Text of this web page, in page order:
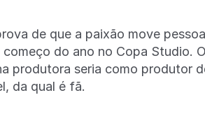
de que a paixão move
do ano no Copa Studio.
produtora seria como produtor
da qual é fã.